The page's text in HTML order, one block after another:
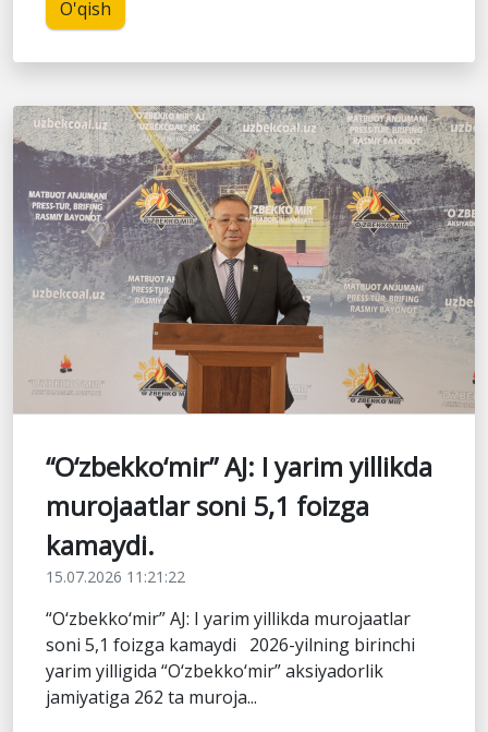
O'qish
“O‘zbekko‘mir” AJ: I yarim yillikda
murojaatlar soni 5,1 foizga
kamaydi.
15.07.2026 11:21:22
“O‘zbekko‘mir” AJ: I yarim yillikda murojaatlar
soni 5,1 foizga kamaydi 2026-yilning birinchi
yarim yilligida “O‘zbekko‘mir” aksiyadorlik
jamiyatiga 262 ta muroja...